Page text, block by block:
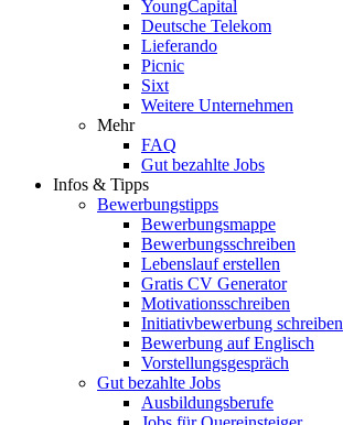
YoungCapital
Deutsche Telekom
Lieferando
Picnic
Sixt
Weitere Unternehmen
Mehr
FAQ
Gut bezahlte Jobs
Infos & Tipps
Bewerbungstipps
Bewerbungsmappe
Bewerbungsschreiben
Lebenslauf erstellen
Gratis CV Generator
Motivationsschreiben
Initiativbewerbung schreiben
Bewerbung auf Englisch
Vorstellungsgespräch
Gut bezahlte Jobs
Ausbildungsberufe